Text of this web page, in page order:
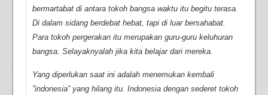
bermartabat di antara tokoh bangsa waktu itu begitu terasa.
Di dalam sidang berdebat hebat, tapi di luar bersahabat.
Para tokoh pergerakan itu merupakan guru-guru keluhuran
bangsa. Selayaknyalah jika kita belajar dari mereka.
Yang diperlukan saat ini adalah menemukan kembali
”indonesia” yang hilang itu. Indonesia dengan sederet tokoh